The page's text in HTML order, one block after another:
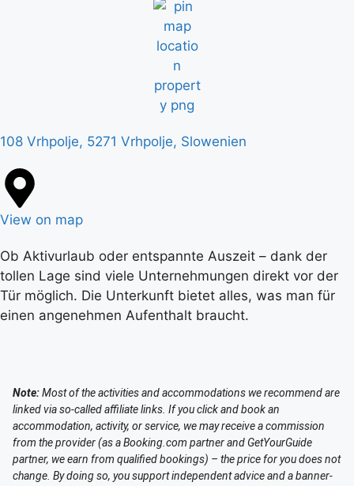
108 Vrhpolje, 5271 Vrhpolje, Slowenien
View on map
Ob Aktivurlaub oder entspannte Auszeit – dank der
tollen Lage sind viele Unternehmungen direkt vor der
Tür möglich. Die Unterkunft bietet alles, was man für
einen angenehmen Aufenthalt braucht.
Note:Most of the activities and accommodations we recommend are
linked via so-called affiliate links. If you click and book an
accommodation, activity, or service, we may receive a commission
from the provider (as a Booking.com partner and GetYourGuide
partner, we earn from qualified bookings) – the price for you does not
change. By doing so, you support independent advice and a banner-